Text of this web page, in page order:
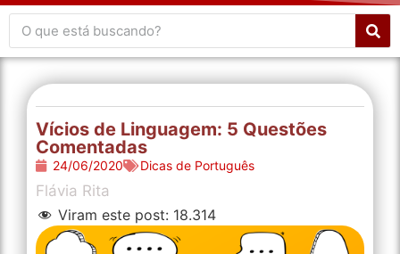
Vícios de Linguagem: 5 Questões
Comentadas
24/06/2020 Dicas de Português
Flávia Rita
Viram este post: 18.314